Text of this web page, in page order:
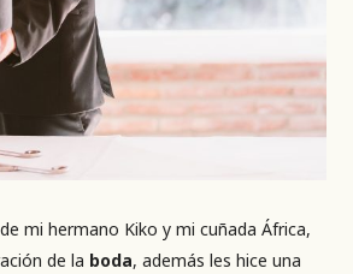
de mi hermano Kiko y mi cuñada África,
de la boda, además les hice una